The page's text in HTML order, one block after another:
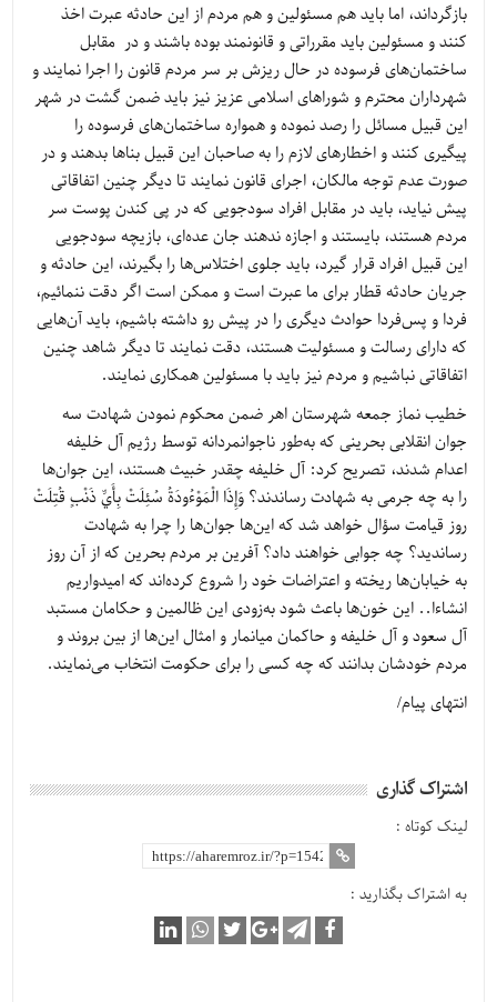
بازگرداند، اما باید هم مسئولین و هم مردم از این حادثه عبرت اخذ
کنند و مسئولین باید مقرراتی و قانونمند بوده باشند و در مقابل
ساختمان‌های فرسوده در حال ریزش بر سر مردم قانون را اجرا نمایند و
شهرداران محترم و شوراهای اسلامی عزیز نیز باید ضمن گشت در شهر
این قبیل مسائل را رصد نموده و همواره ساختمان‌های فرسوده را
پیگیری کنند و اخطارهای لازم را به صاحبان این قبیل بناها بدهند و در
صورت عدم توجه مالکان، اجرای قانون نمایند تا دیگر چنین اتفاقاتی
پیش نیاید، باید در مقابل افراد سودجویی که در پی کندن پوست سر
مردم هستند، بایستند و اجازه ندهند جان عده‌ای، بازیچه سودجویی
این قبیل افراد قرار گیرد، باید جلوی اختلاس‌ها را بگیرند، این حادثه و
جریان حادثه قطار برای ما عبرت است و ممکن است اگر دقت ننمائیم،
فردا و پس‌فردا حوادث دیگری را در پیش رو داشته باشیم، باید آن‌هایی
که دارای رسالت و مسئولیت هستند، دقت نمایند تا دیگر شاهد چنین
اتفاقاتی نباشیم و مردم نیز باید با مسئولین همکاری نمایند.
خطیب نماز جمعه شهرستان اهر ضمن محکوم نمودن شهادت سه
جوان انقلابی بحرینی که به‌طور ناجوانمردانه توسط رژیم آل خلیفه
اعدام شدند، تصریح کرد: آل خلیفه چقدر خبیث هستند، این جوان‌ها
را به چه جرمی به شهادت رساندند؟ وَإِذَا الْمَوْءُودَةُ سُئِلَتْ بِأَيِّ ذَنْبٍ قُتِلَتْ
روز قیامت سؤال خواهد شد که این‌ها جوان‌ها را چرا به شهادت
رساندید؟ چه جوابی خواهند داد؟ آفرین بر مردم بحرین که از آن روز
به خیابان‌ها ریخته و اعتراضات خود را شروع کرده‌اند که امیدواریم
انشاءا.. این خون‌ها باعث شود به‌زودی این ظالمین و حکامان مستبد
آل سعود و آل خلیفه و حاکمان میانمار و امثال این‌ها از بین بروند و
مردم خودشان بدانند که چه کسی را برای حکومت انتخاب می‌نمایند.
انتهای پیام/
اشتراک گذاری
لینک کوتاه :
به اشتراک بگذارید :